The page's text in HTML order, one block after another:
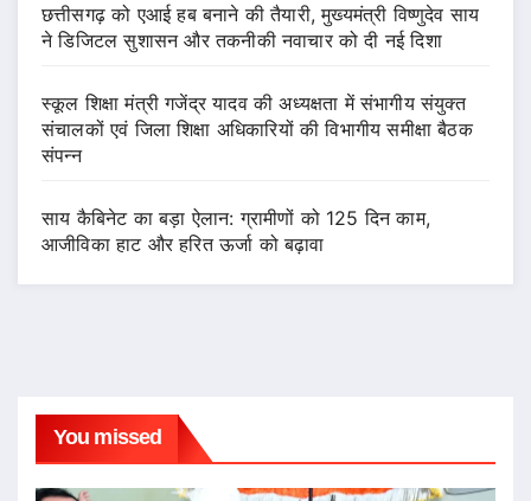
छत्तीसगढ़ को एआई हब बनाने की तैयारी, मुख्यमंत्री विष्णुदेव साय
ने डिजिटल सुशासन और तकनीकी नवाचार को दी नई दिशा
स्कूल शिक्षा मंत्री गजेंद्र यादव की अध्यक्षता में संभागीय संयुक्त
संचालकों एवं जिला शिक्षा अधिकारियों की विभागीय समीक्षा बैठक
संपन्न
साय कैबिनेट का बड़ा ऐलान: ग्रामीणों को 125 दिन काम,
आजीविका हाट और हरित ऊर्जा को बढ़ावा
You missed